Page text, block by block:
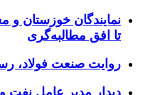
تا افق مطالبه‌گری
روایت صنعت فولاد،‌